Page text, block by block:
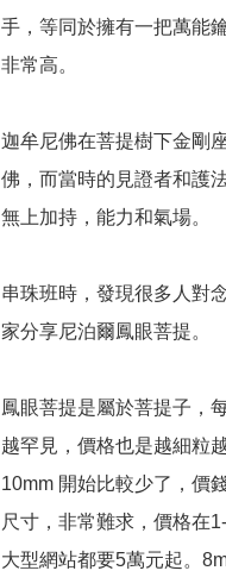
手，等同於擁有一把萬能
非常高。
迦牟尼佛在菩提樹下金剛
佛，而當時的見證者和護
無上加持，能力和氣場。
串珠班時，發現很多人對
家分享尼泊爾鳳眼菩提。
鳳眼菩提是屬於菩提子，
越罕見，價格也是越細粒
10mm 開始比較少了，價
尺寸，非常難求，價格在
大型網站都要5萬元起。